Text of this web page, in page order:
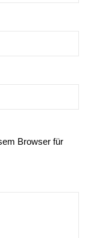
Browser für